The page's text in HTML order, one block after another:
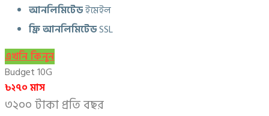
আনলিমিটেডইমেইল
ফ্রি আনলিমিটেডSSL
এখনি কিনুন
Budget 10G
৳২৭০ মাস
৩২০০ টাকা প্রতি বছর